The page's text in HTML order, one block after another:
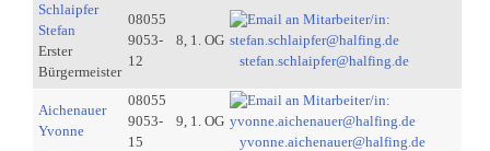
Schlaipfer
Stefan
Erster
Bürgermeister
08055
9053-
12
8, 1. OG
stefan.schlaipfer@halfing.de
Aichenauer
Yvonne
08055
9053-
15
9, 1. OG
yvonne.aichenauer@halfing.de